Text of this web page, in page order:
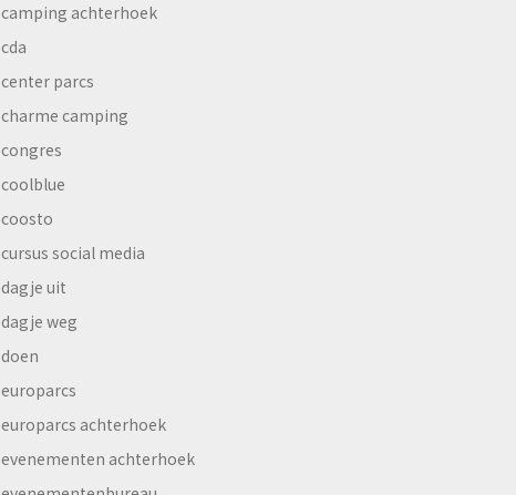
camping achterhoek
cda
center parcs
charme camping
congres
coolblue
coosto
cursus social media
dagje uit
dagje weg
doen
europarcs
europarcs achterhoek
evenementen achterhoek